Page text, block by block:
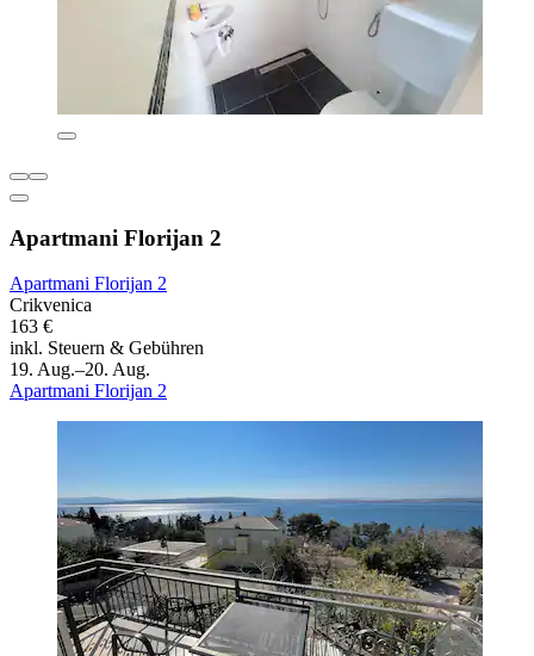
Apartmani Florijan 2
Apartmani Florijan 2
Crikvenica
163 €
inkl. Steuern & Gebühren
19. Aug.–20. Aug.
Apartmani Florijan 2